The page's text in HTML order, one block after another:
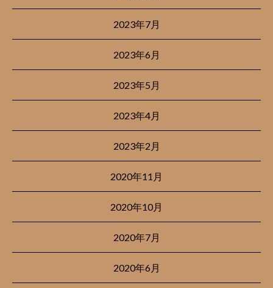
2023年7月
2023年6月
2023年5月
2023年4月
2023年2月
2020年11月
2020年10月
2020年7月
2020年6月